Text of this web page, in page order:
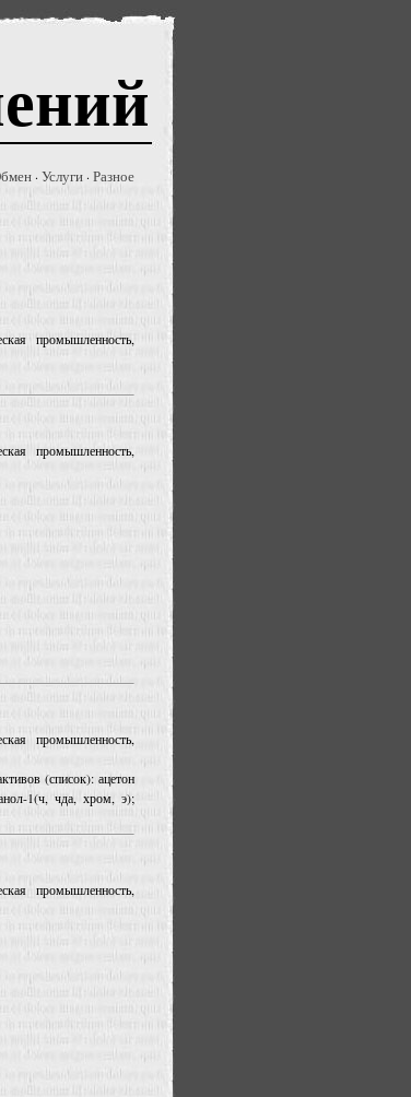
· Услуги · Разное
промышленность,
промышленность,
промышленность,
(список): ацетон
1(ч, чда, хром, э);
промышленность,